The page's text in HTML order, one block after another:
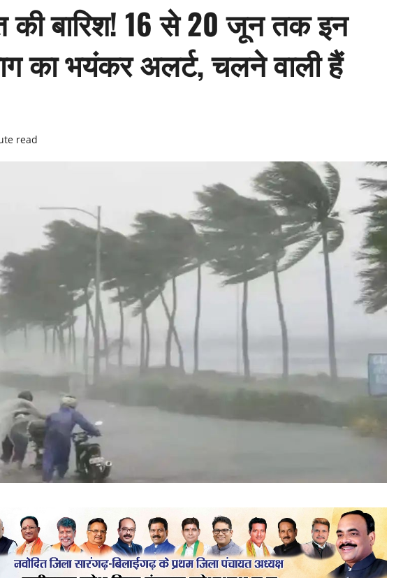
बारिश! 16 से 20 जून तक इन
का भयंकर अलर्ट, चलने वाली हैं
read